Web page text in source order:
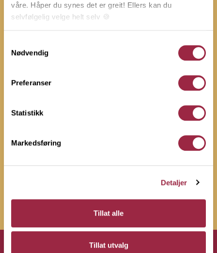
våre. Håper du synes det er greit! Ellers kan du
selvfølgelig velge helt selv 🍪
Nødvendig
Preferanser
Statistikk
Markedsføring
Detaljer
Tillat alle
Tillat utvalg
Interiørprisen
Uteromsprisen
Hytteprisen